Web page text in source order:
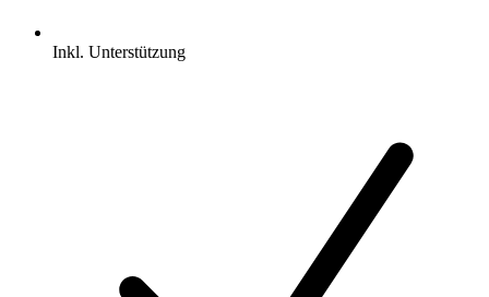
Inkl. Unterstützung